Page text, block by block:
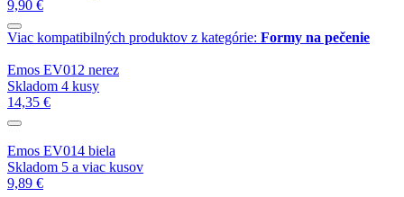
9,90 €
Viac kompatibilných produktov z kategórie: Formy na pečenie
Emos EV012 nerez
Skladom 4 kusy
14,35 €
Emos EV014 biela
Skladom 5 a viac kusov
9,89 €